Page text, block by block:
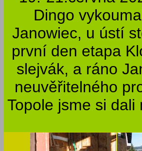
Dingo
Janowiec, u ústí
první den etapa
slejvák, a ráno
neuvěřitelného
Topole jsme si